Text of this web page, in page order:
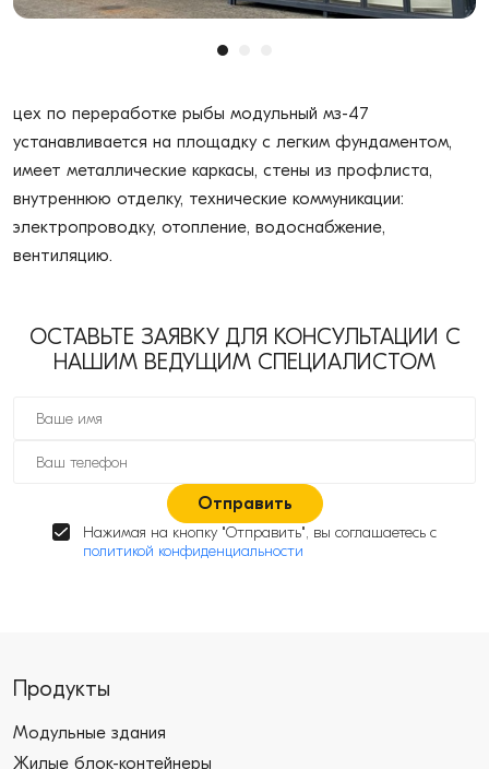
цех по переработке рыбы модульный мз-47
устанавливается на площадку с легким фундаментом,
имеет металлические каркасы, стены из профлиста,
внутреннюю отделку, технические коммуникации:
электропроводку, отопление, водоснабжение,
вентиляцию.
ОСТАВЬТЕ ЗАЯВКУ ДЛЯ КОНСУЛЬТАЦИИ С
НАШИМ ВЕДУЩИМ СПЕЦИАЛИСТОМ
Отправить
Нажимая на кнопку "Отправить", вы соглашаетесь с
политикой конфиденциальности
Продукты
Модульные здания
Жилые блок-контейнеры